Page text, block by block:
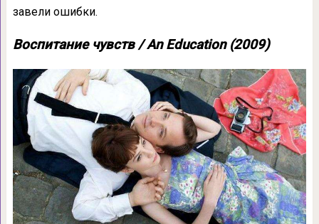
завели ошибки.
Воспитание чувств / An Education (2009)